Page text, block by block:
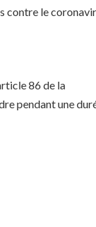
le
86 de la
pendant une